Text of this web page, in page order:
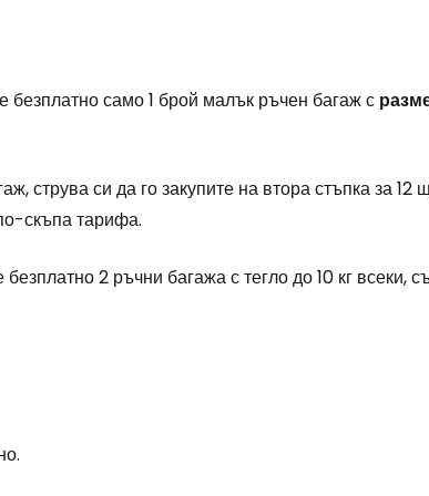
безплатно само 1 брой малък ръчен багаж с
струва си да го закупите на втора стъпка за 12
скъпа тарифа.
2 ръчни багажа с тегло до 10 кг всеки,